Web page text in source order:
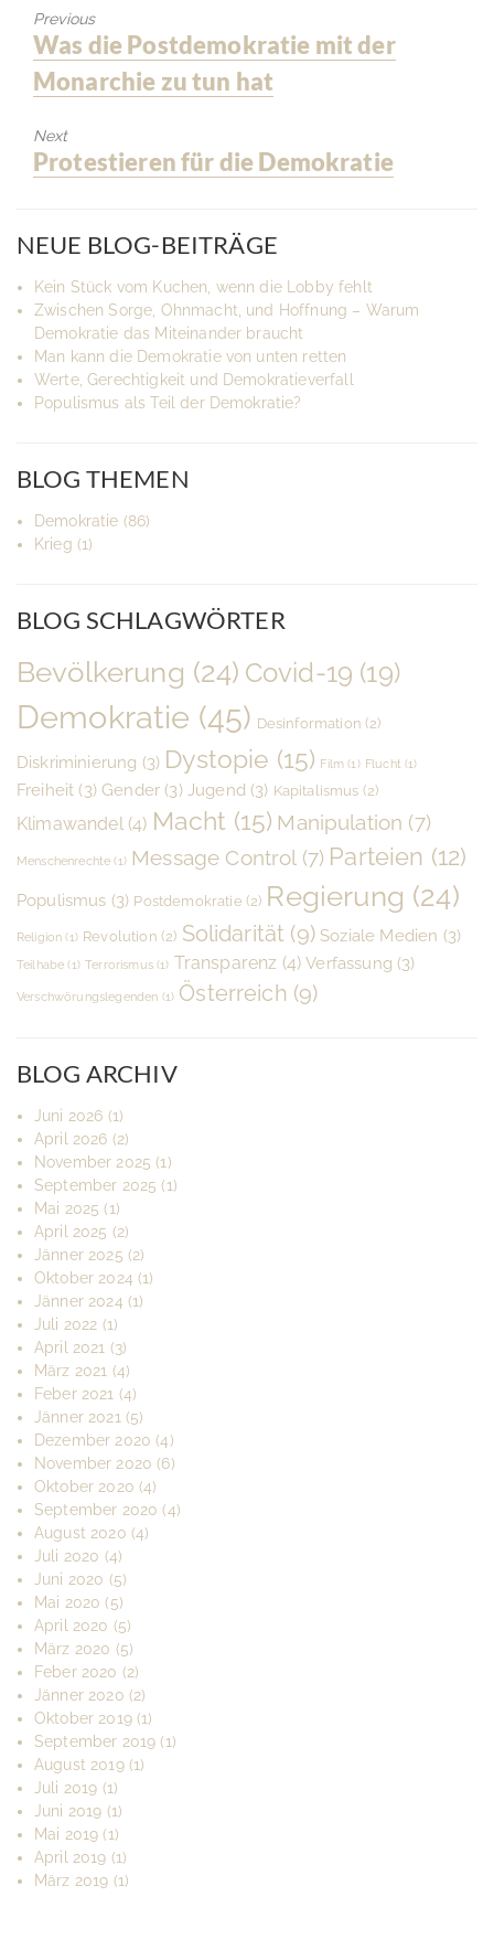
Previous
Previous
post:
Was die Postdemokratie mit der
Monarchie zu tun hat
Next
Next
post:
Protestieren für die Demokratie
NEUE BLOG-BEITRÄGE
Kein Stück vom Kuchen, wenn die Lobby fehlt
Zwischen Sorge, Ohnmacht, und Hoffnung – Warum
Demokratie das Miteinander braucht
Man kann die Demokratie von unten retten
Werte, Gerechtigkeit und Demokratieverfall
Populismus als Teil der Demokratie?
BLOG THEMEN
Demokratie (86)
Krieg (1)
BLOG SCHLAGWÖRTER
Bevölkerung (24) Covid-19 (19)
Demokratie (45) Desinformation (2)
Diskriminierung (3) Dystopie (15) Film (1) Flucht (1)
Freiheit (3) Gender (3) Jugend (3) Kapitalismus (2)
Klimawandel(4) Macht (15) Manipulation (7)
Menschenrechte (1) Message Control (7) Parteien (12)
Populismus (3) Postdemokratie (2) Regierung (24)
Religion (1) Revolution (2) Solidarität (9) Soziale Medien (3)
Teilhabe (1) Terrorismus(1) Transparenz (4) Verfassung (3)
Verschwörungslegenden (1) Österreich (9)
BLOG ARCHIV
Juni 2026 (1)
April 2026 (2)
November 2025 (1)
September 2025 (1)
Mai 2025 (1)
April 2025 (2)
Jänner 2025 (2)
Oktober 2024 (1)
Jänner 2024 (1)
Juli 2022 (1)
April 2021 (3)
März 2021 (4)
Feber 2021 (4)
Jänner 2021 (5)
Dezember 2020 (4)
November 2020 (6)
Oktober 2020 (4)
September 2020 (4)
August 2020 (4)
Juli 2020 (4)
Juni 2020 (5)
Mai 2020 (5)
April 2020 (5)
März 2020 (5)
Feber 2020 (2)
Jänner 2020 (2)
Oktober 2019(1)
September 2019 (1)
August 2019(1)
Juli 2019 (1)
Juni 2019 (1)
Mai 2019 (1)
April 2019 (1)
März 2019 (1)